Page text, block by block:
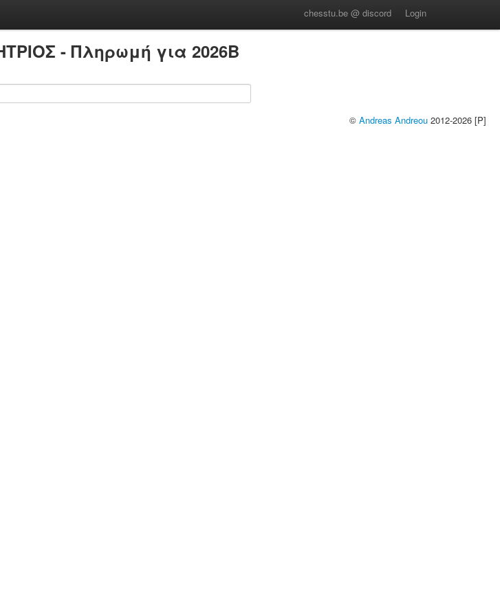
chesstu.be @ discord Login
- Πληρωμή για 2026B
© Andreas Andreou 2012-2026 [P]